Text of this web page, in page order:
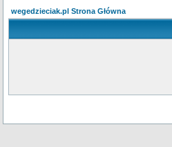
wegedzieciak.pl Strona Główna